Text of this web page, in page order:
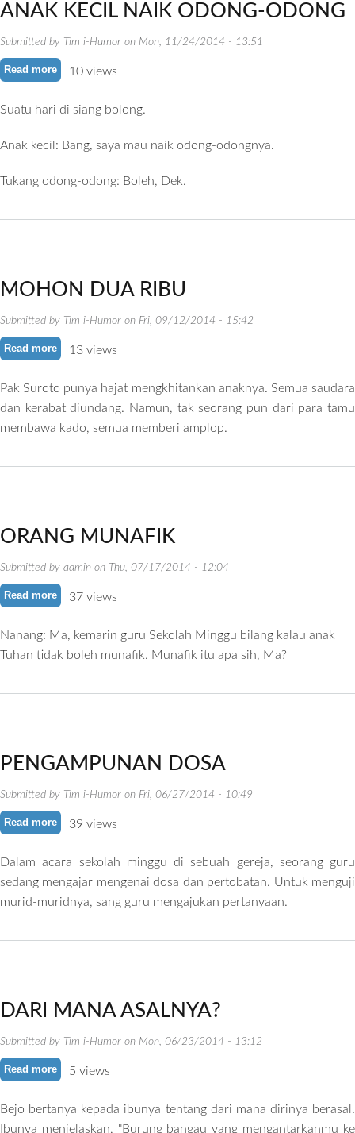
ANAK KECIL NAIK ODONG-ODONG
Submitted by Tim i-Humor on Mon, 11/24/2014 - 13:51
Read more about ANAK KECIL NAIK ODONG-ODONG
10 views
Suatu hari di siang bolong.
Anak kecil: Bang, saya mau naik odong-odongnya.
Tukang odong-odong: Boleh, Dek.
MOHON DUA RIBU
Submitted by Tim i-Humor on Fri, 09/12/2014 - 15:42
Read more about MOHON DUA RIBU
13 views
Pak Suroto punya hajat mengkhitankan anaknya. Semua saudara
dan kerabat diundang. Namun, tak seorang pun dari para tamu
membawa kado, semua memberi amplop.
ORANG MUNAFIK
Submitted by admin on Thu, 07/17/2014 - 12:04
Read more about ORANG MUNAFIK
37 views
Nanang: Ma, kemarin guru Sekolah Minggu bilang kalau anak
Tuhan tidak boleh munafik. Munafik itu apa sih, Ma?
PENGAMPUNAN DOSA
Submitted by Tim i-Humor on Fri, 06/27/2014 - 10:49
Read more about PENGAMPUNAN DOSA
39 views
Dalam acara sekolah minggu di sebuah gereja, seorang guru
sedang mengajar mengenai dosa dan pertobatan. Untuk menguji
murid-muridnya, sang guru mengajukan pertanyaan.
DARI MANA ASALNYA?
Submitted by Tim i-Humor on Mon, 06/23/2014 - 13:12
Read more about DARI MANA ASALNYA?
5 views
Bejo bertanya kepada ibunya tentang dari mana dirinya berasal.
Ibunya menjelaskan, "Burung bangau yang mengantarkanmu ke